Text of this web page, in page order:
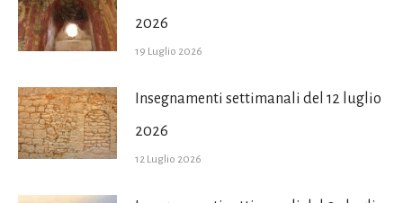
2026
19 Luglio 2026
Insegnamenti settimanali del 12 luglio
2026
12 Luglio 2026